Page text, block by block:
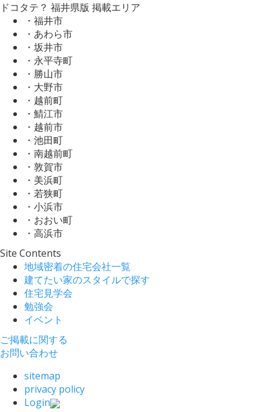
ドコタテ？ 福井県版 掲載エリア
・福井市
・あわら市
・坂井市
・永平寺町
・勝山市
・大野市
・越前町
・鯖江市
・越前市
・池田町
・南越前町
・敦賀市
・美浜町
・若狭町
・小浜市
・おおい町
・高浜市
Site Contents
地域密着の住宅会社一覧
建てたい家のスタイルで探す
住宅見学会
勉強会
イベント
ご掲載に関する
お問い合わせ
sitemap
privacy policy
Login